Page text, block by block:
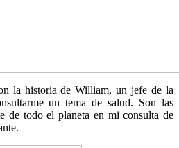
la historia de William, un jefe de la
un tema de salud. Son las
de todo el planeta en mi consulta de